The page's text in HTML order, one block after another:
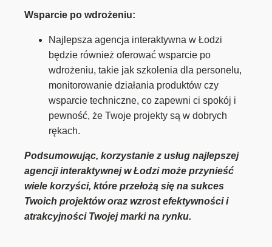
Wsparcie po wdrożeniu:
Najlepsza agencja interaktywna w Łodzi
będzie również oferować wsparcie po
wdrożeniu, takie jak szkolenia dla personelu,
monitorowanie działania produktów czy
wsparcie techniczne, co zapewni ci spokój i
pewność, że Twoje projekty są w dobrych
rękach.
Podsumowując, korzystanie z usług najlepszej
agencji interaktywnej w Łodzi może przynieść
wiele korzyści, które przełożą się na sukces
Twoich projektów oraz wzrost efektywności i
atrakcyjności Twojej marki na rynku.